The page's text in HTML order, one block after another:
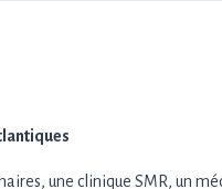
une clinique SMR, un